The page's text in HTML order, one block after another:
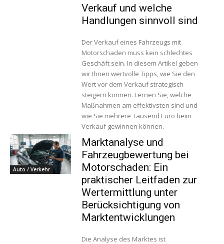
Verkauf und welche
Handlungen sinnvoll sind
Der Verkauf eines Fahrzeugs mit
Motorschaden muss kein schlechtes
Geschäft sein. In diesem Artikel geben
wir Ihnen wertvolle Tipps, wie Sie den
Wert vor dem Verkauf strategisch
steigern können. Lernen Sie, welche
Maßnahmen am effektivsten sind und
wie Sie mehrere Tausend Euro beim
Verkauf gewinnen können.
Auto / Verkehr
Marktanalyse und
Fahrzeugbewertung bei
Motorschaden: Ein
praktischer Leitfaden zur
Wertermittlung unter
Berücksichtigung von
Marktentwicklungen
Die Analyse des Marktes ist